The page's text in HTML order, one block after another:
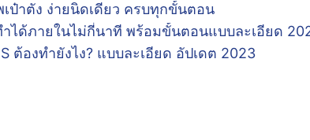
เป๋าตัง ง่ายนิดเดียว ครบทุกขั้นตอน
ได้ภายในไม่กี่นาที พร้อมขั้นตอนแบบละเอียด
ต้องทำยังไง? แบบละเอียด อัปเดต 2023